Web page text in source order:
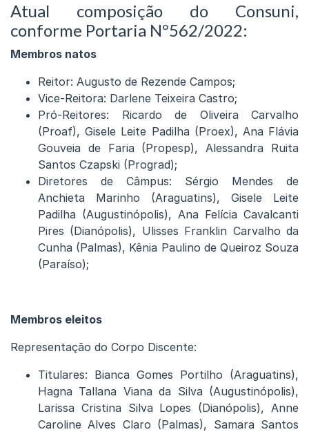
Atual composição do Consuni,
conforme Portaria Nº562/2022:
Membros natos
Reitor: Augusto de Rezende Campos;
Vice-Reitora: Darlene Teixeira Castro;
Pró-Reitores: Ricardo de Oliveira Carvalho
(Proaf), Gisele Leite Padilha (Proex), Ana Flávia
Gouveia de Faria (Propesp), Alessandra Ruita
Santos Czapski (Prograd);
Diretores de Câmpus: Sérgio Mendes de
Anchieta Marinho (Araguatins), Gisele Leite
Padilha (Augustinópolis), Ana Felícia Cavalcanti
Pires (Dianópolis), Ulisses Franklin Carvalho da
Cunha (Palmas), Kênia Paulino de Queiroz Souza
(Paraíso);
Membros eleitos
Representação do Corpo Discente:
Titulares: Bianca Gomes Portilho (Araguatins),
Hagna Tallana Viana da Silva (Augustinópolis),
Larissa Cristina Silva Lopes (Dianópolis), Anne
Caroline Alves Claro (Palmas), Samara Santos